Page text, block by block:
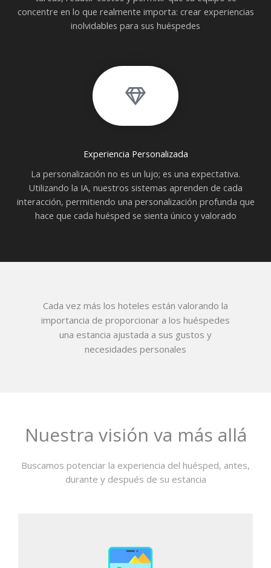
concentre en lo que realmente importa: crear experiencias
inolvidables para sus huéspedes
Experiencia Personalizada
La personalización no es un lujo; es una expectativa.
Utilizando la IA, nuestros sistemas aprenden de cada
interacción, permitiendo una personalización profunda que
hace que cada huésped se sienta único y valorado
Cada vez más los hoteles están valorando la
importancia de proporcionar a los huéspedes
una estancia ajustada a sus gustos y
necesidades personales
Nuestra visión va más allá
Buscamos potenciar la experiencia del huésped, antes,
durante y después de su estancia